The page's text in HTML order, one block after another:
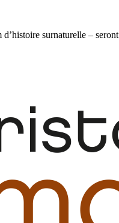
surnaturelle –